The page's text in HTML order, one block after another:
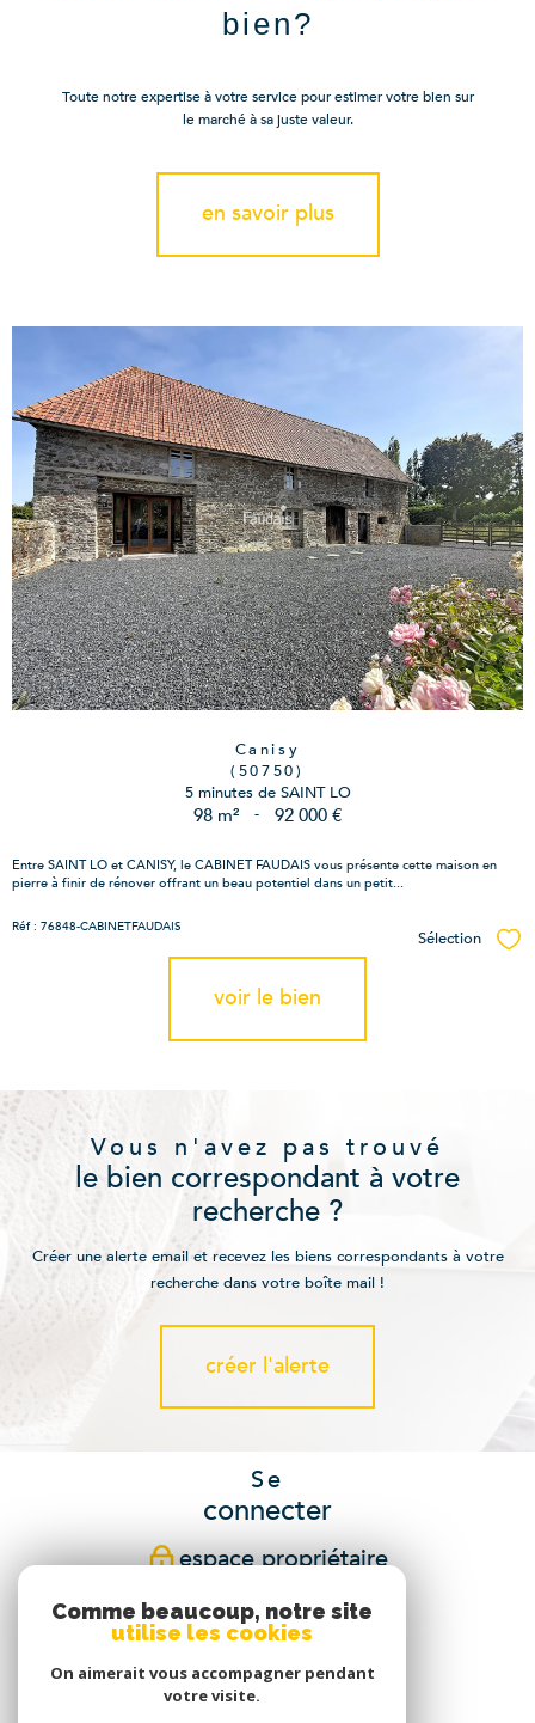
bien?
Toute notre expertise à votre service pour estimer votre bien sur
le marché à sa juste valeur.
en savoir plus
Canisy
(50750)
5 minutes de SAINT LO
98 m² - 92 000 €
Entre SAINT LO et CANISY, le CABINET FAUDAIS vous présente cette maison en
pierre à finir de rénover offrant un beau potentiel dans un petit...
Réf : 76848-CABINETFAUDAIS
Sélection
voir le bien
Vous n'avez pas trouvé
le bien correspondant à votre
recherche ?
Créer une alerte email et recevez les biens correspondants à votre
recherche dans votre boîte mail !
créer l'alerte
Se
connecter
espace propriétaire
Nous
suivre
Comme beaucoup, notre site
utilise les cookies
On aimerait vous accompagner pendant
votre visite.